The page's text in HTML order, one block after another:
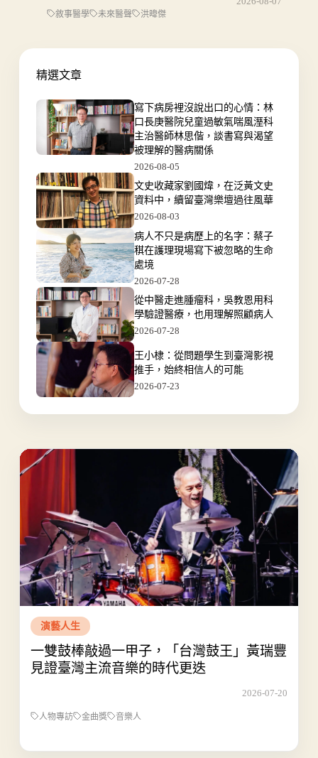
敘事醫學 未來醫聲 洪暐傑
精選文章
寫下病房裡沒說出口的心情：林
口長庚醫院兒童過敏氣喘風溼科
主治醫師林思偕，談書寫與渴望
被理解的醫病關係
2026-08-05
文史收藏家劉國煒，在泛黃文史
資料中，續留臺灣樂壇過往風華
2026-08-03
病人不只是病歷上的名字：蔡子
稘在護理現場寫下被忽略的生命
處境
2026-07-28
從中醫走進腫瘤科，吳教恩用科
學驗證醫療，也用理解照顧病人
2026-07-28
王小棣：從問題學生到臺灣影視
推手，始終相信人的可能
2026-07-23
演藝人生
一雙鼓棒敲過一甲子，「台灣鼓王」黃瑞豐
見證臺灣主流音樂的時代更迭
2026-07-20
人物專訪 金曲獎 音樂人